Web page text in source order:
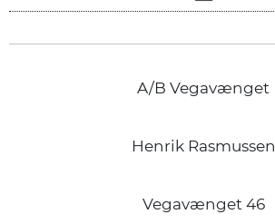
A/B Vegavænget
Henrik Rasmussen
Vegavænget 46